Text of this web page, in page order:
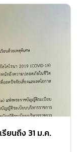
ยนถึง 31 ม.ค.